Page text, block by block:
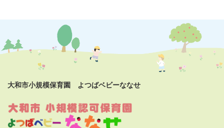
大和市小規模保育園 よつばベビーななせ